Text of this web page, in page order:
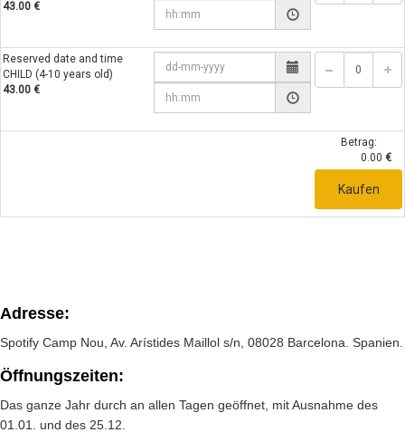
43.00 €
Reserved date and time
CHILD (4-10 years old)
43.00 €
Betrag:
0.00 €
Kaufen
Adresse:
Spotify Camp Nou, Av. Arístides Maillol s/n, 08028 Barcelona. Spanien.
Öffnungszeiten:
Das ganze Jahr durch an allen Tagen geöffnet, mit Ausnahme des
01.01. und des 25.12.